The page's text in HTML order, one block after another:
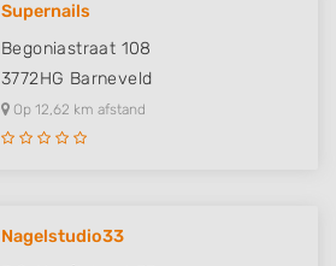
Supernails
Begoniastraat 108
3772HG Barneveld
Op 12,62 km afstand
Nagelstudio33